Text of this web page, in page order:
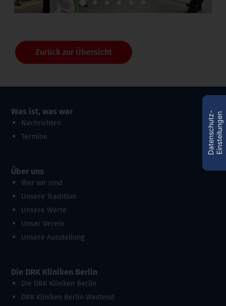
Zurück zur Übersicht
Was ist, was war
Nachrichten
Termine
Über uns
Wer wir sind
Unsere Tradition
Unsere Werte
Unser Verein
Unsere Ausstellung
Die DRK Kliniken Berlin
Die DRK Kliniken Berlin
DRK Kliniken Berlin Westend
D
a
t
e
n
s
c
h
u
t
z
-
E
i
n
s
t
e
l
l
u
n
g
en